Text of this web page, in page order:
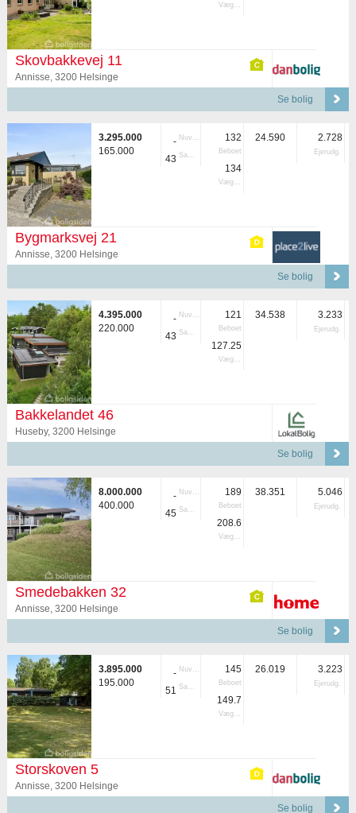
Vægtet
Skovbakkevej 11
Annisse, 3200 Helsinge
Se bolig
3.295.000
165.000
- Nuvær.
43 Samlet
132
Beboet
134
Vægtet
24.590 2.728
Ejerudg.
Bygmarksvej 21
Annisse, 3200 Helsinge
Se bolig
4.395.000
220.000
- Nuvær.
43 Samlet
121
Beboet
127.25
Vægtet
34.538 3.233
Ejerudg.
Bakkelandet 46
Huseby, 3200 Helsinge
Se bolig
8.000.000
400.000
- Nuvær.
45 Samlet
189
Beboet
208.6
Vægtet
38.351 5.046
Ejerudg.
Smedebakken 32
Annisse, 3200 Helsinge
Se bolig
3.895.000
195.000
- Nuvær.
51 Samlet
145
Beboet
149.7
Vægtet
26.019 3.223
Ejerudg.
Storskoven 5
Annisse, 3200 Helsinge
Se bolig